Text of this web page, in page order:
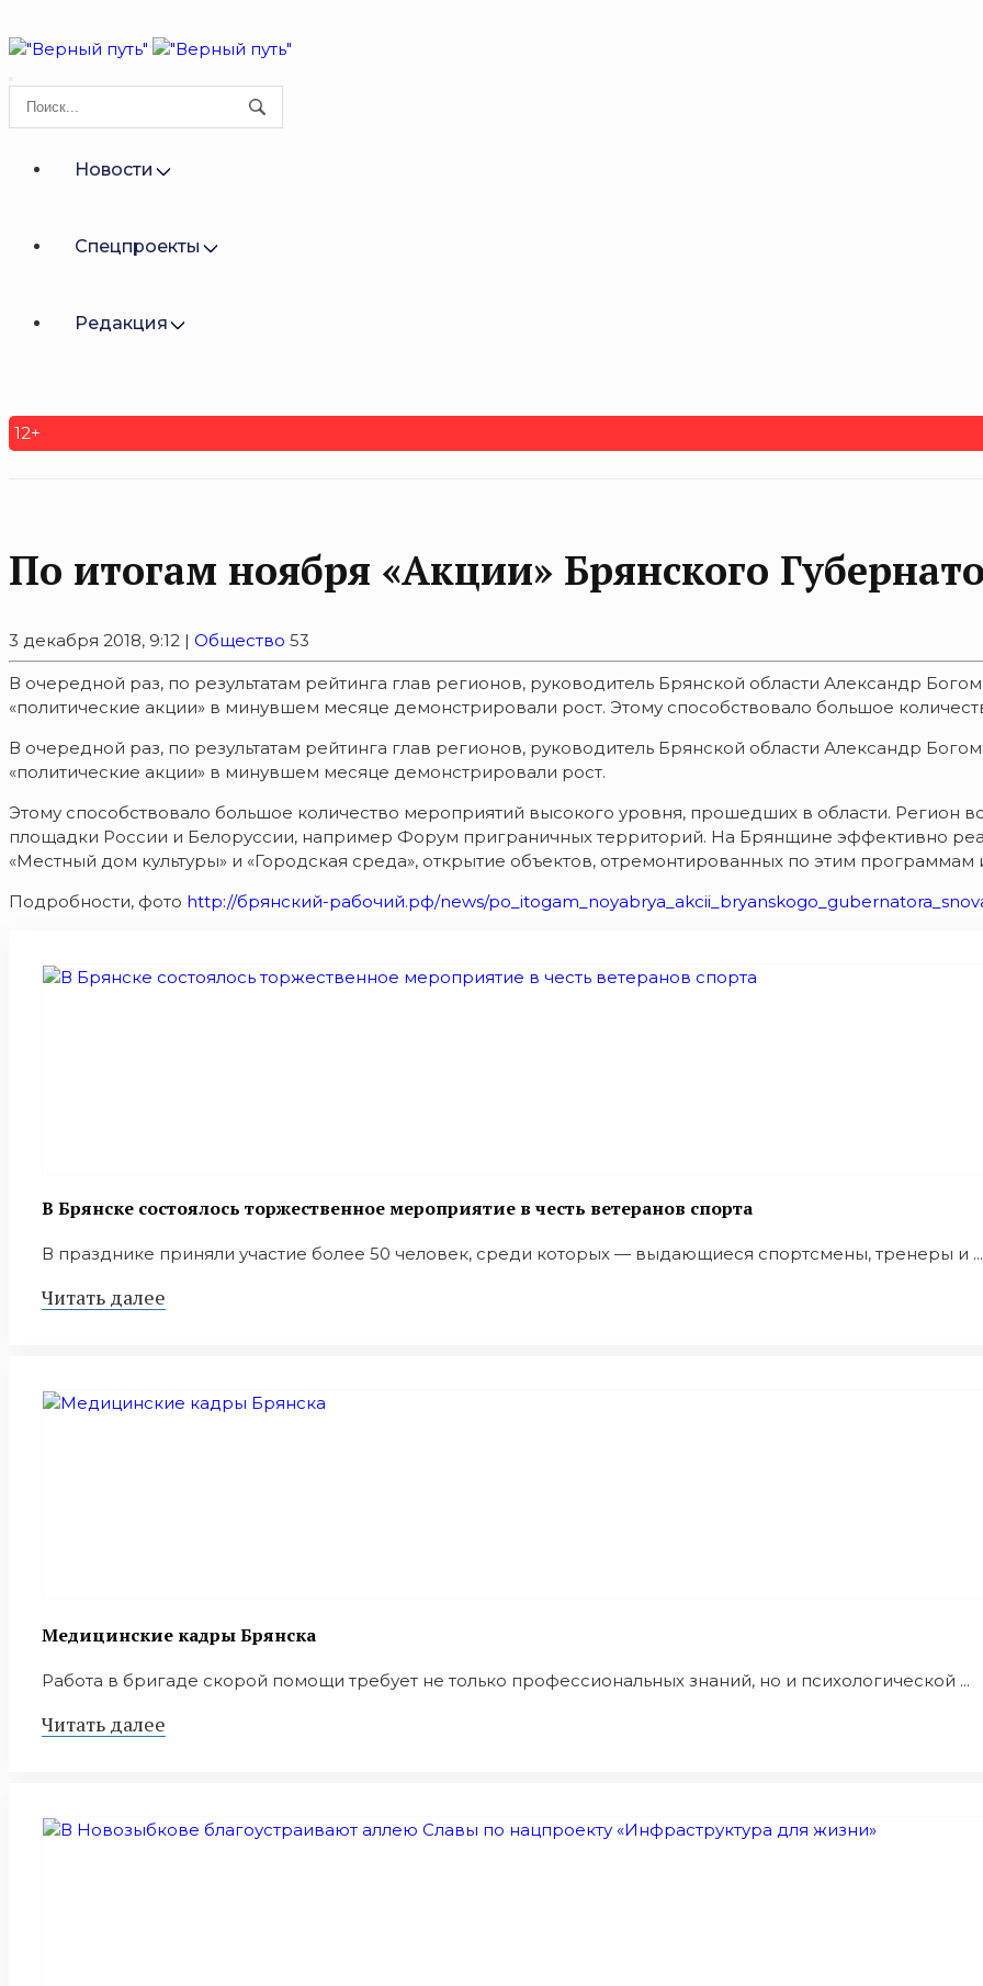
Новости
Спецпроекты
Редакция
12+
По итогам ноября «Акции» Брянского
3 декабря 2018, 9:12 | Общество 53
В очередной раз, по результатам рейтинга глав регионов, руководитель Брянской области Александр
«политические акции» в минувшем месяце демонстрировали рост. Этому способствовало большое
В очередной раз, по результатам рейтинга глав регионов, руководитель Брянской области Александр
«политические акции» в минувшем месяце демонстрировали рост.
Этому способствовало большое количество мероприятий высокого уровня, прошедших в области. Регион
площадки России и Белоруссии, например Форум приграничных территорий. На Брянщине эффективно
«Местный дом культуры» и «Городская среда», открытие объектов, отремонтированных по этим программам
Подробности, фото http://брянский-рабочий.рф/news/
В Брянске состоялось торжественное мероприятие в честь ветеранов спорта
В празднике приняли участие более 50 человек, среди которых — выдающиеся спортсмены, тренеры и ...
Читать далее
Медицинские кадры Брянска
Работа в бригаде скорой помощи требует не только профессиональных знаний, но и психологической ...
Читать далее